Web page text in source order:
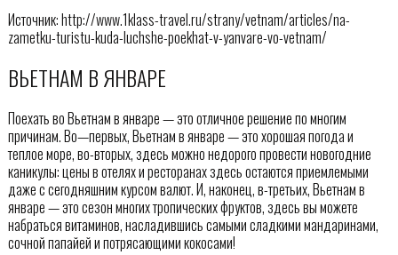
Источник: http://www.1klass-travel.ru/strany/vetnam/articles/na-
zametku-turistu-kuda-luchshe-poekhat-v-yanvare-vo-vetnam/
ВЬЕТНАМ В ЯНВАРЕ
Поехать во Вьетнам в январе — это отличное решение по многим
причинам. Во—первых, Вьетнам в январе — это хорошая погода и
теплое море, во-вторых, здесь можно недорого провести новогодние
каникулы: цены в отелях и ресторанах здесь остаются приемлемыми
даже с сегодняшним курсом валют. И, наконец, в-третьих, Вьетнам в
январе — это сезон многих тропических фруктов, здесь вы можете
набраться витаминов, насладившись самыми сладкими мандаринами,
сочной папайей и потрясающими кокосами!